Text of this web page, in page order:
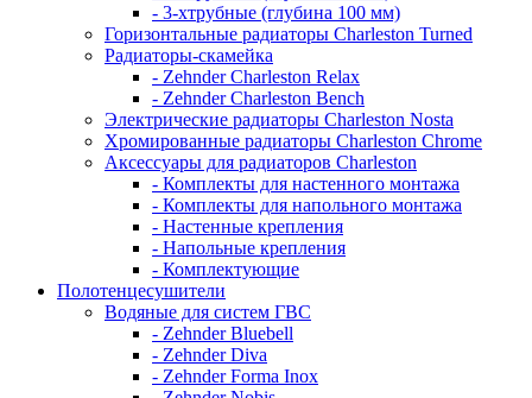
- 3-хтрубные (глубина 100 мм)
Горизонтальные радиаторы Charleston Turned
Радиаторы-скамейка
- Zehnder Charleston Relax
- Zehnder Charleston Bench
Электрические радиаторы Charleston Nosta
Хромированные радиаторы Charleston Chrome
Аксессуары для радиаторов Charleston
- Комплекты для настенного монтажа
- Комплекты для напольного монтажа
- Настенные крепления
- Напольные крепления
- Комплектующие
Полотенцесушители
Водяные для систем ГВС
- Zehnder Bluebell
- Zehnder Diva
- Zehnder Forma Inox